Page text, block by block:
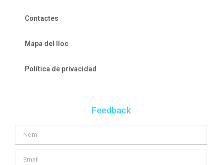
Contactes
Mapa del lloc
Política de privacidad
Feedback